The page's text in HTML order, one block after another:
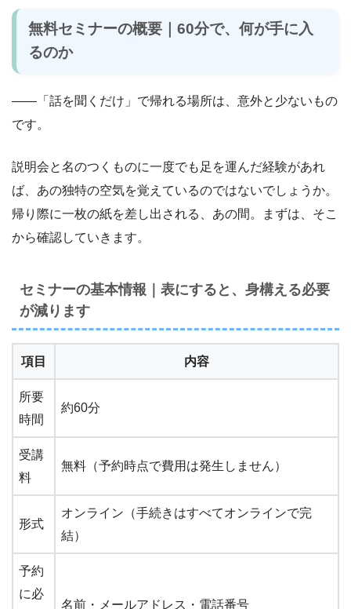
無料セミナーの概要｜60分で、何が手に入
るのか
――「話を聞くだけ」で帰れる場所は、意外と少ないもの
です。
説明会と名のつくものに一度でも足を運んだ経験があれ
ば、あの独特の空気を覚えているのではないでしょうか。
帰り際に一枚の紙を差し出される、あの間。まずは、そこ
から確認していきます。
セミナーの基本情報｜表にすると、身構える必要
が減ります
項目 内容
所要
時間
約60分
受講
料
無料（予約時点で費用は発生しません）
形式
オンライン（手続きはすべてオンラインで完
結）
予約
に必
名前・メールアドレス・電話番号